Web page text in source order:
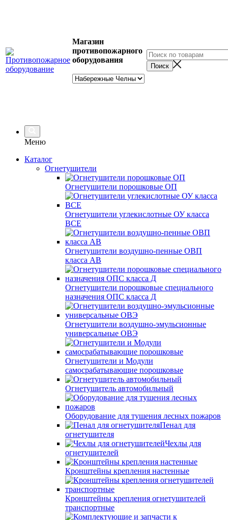
Магазин
противопожарного
оборудования
Меню
Каталог
Огнетушители
Огнетушители порошковые ОП
Огнетушители углекислотные ОУ класса
ВСЕ
Огнетушители воздушно-пенные ОВП
класса АВ
Огнетушители порошковые специального
назначения ОПС класса Д
Огнетушители воздушно-эмульсионные
универсальные ОВЭ
Огнетушители и Модули
самосрабатывающие порошковые
Огнетушитель автомобильный
Оборудование для тушения лесных пожаров
Пенал для
огнетушителя
Чехлы для
огнетушителей
Кронштейны крепления настенные
Кронштейны крепления огнетушителей
транспортные